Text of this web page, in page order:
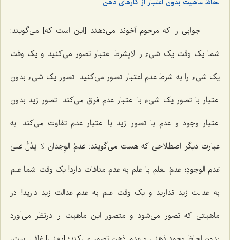
جوابی را که مرحوم آخوند می‌دهند [این است که] می‌گویند:
شما یک وقت یک شیء را لابِشرط اعتبار تصور می‌کنید و یک وقت
یک شیء را به شرط عدم اعتبار تصور می‌کنید. تصور یک شیء بدون
اعتبار با تصور یک شیء با اعتبار عدم فرق می‌کند. تصور زید بدون
اعتبار وجود و عدم با تصور زید با اعتبار عدم تفاوت می‌کند. به
عبارت دیگر اصطلاحی که هست می‌گویند: عَدمُ الوِجدان لا یَدُلُّ عَلیٰ
عَدمِ الوجودِ؛ عدمُ العلم با علم به عدم منافات دارد! یک وقت شما علم
به عدالت زید ندارید و یک وقت علم به عدم عدالت زید دارید! در
ماهیتی که تصور می‌شود و متصوِر این ماهیت را درنظر می‌آورد